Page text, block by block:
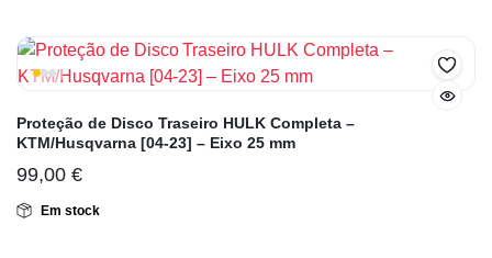
Proteção de Disco Traseiro HULK Completa –
KTM/Husqvarna [04-23] – Eixo 25 mm
99,00 €
Em stock